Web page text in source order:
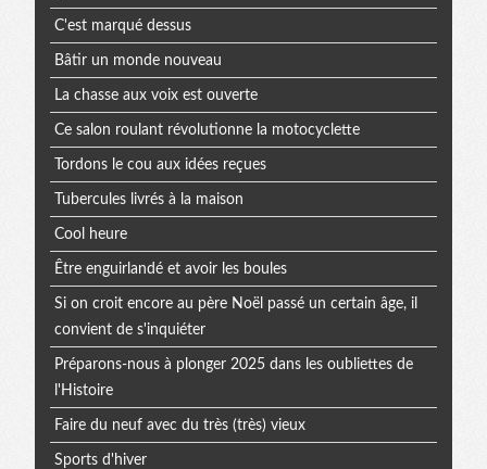
C'est marqué dessus
Bâtir un monde nouveau
La chasse aux voix est ouverte
Ce salon roulant révolutionne la motocyclette
Tordons le cou aux idées reçues
Tubercules livrés à la maison
Cool heure
Être enguirlandé et avoir les boules
Si on croit encore au père Noël passé un certain âge, il
convient de s'inquiéter
Préparons-nous à plonger 2025 dans les oubliettes de
l'Histoire
Faire du neuf avec du très (très) vieux
Sports d'hiver